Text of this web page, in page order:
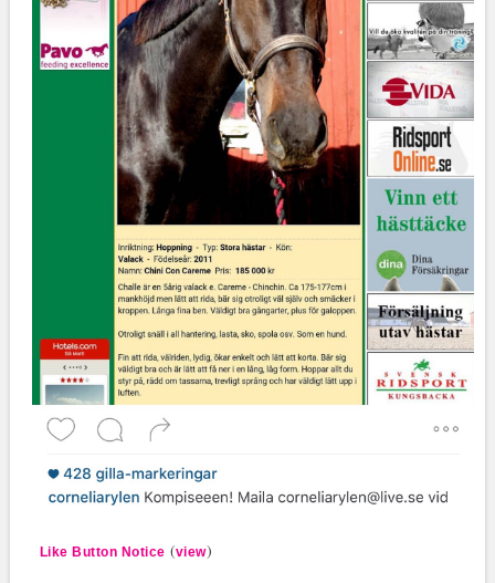
Like Button Notice (view)